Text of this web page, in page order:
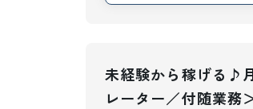
未経験から稼げる♪
レーター／付随業務